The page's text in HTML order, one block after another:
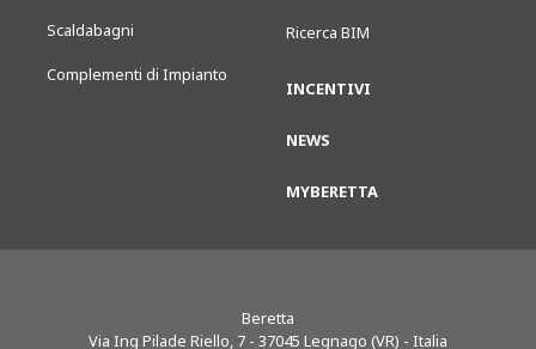
Scaldabagni
Complementi di Impianto
Ricerca BIM
INCENTIVI
NEWS
MYBERETTA
Beretta
Via Ing Pilade Riello, 7 - 37045 Legnago (VR) - Italia